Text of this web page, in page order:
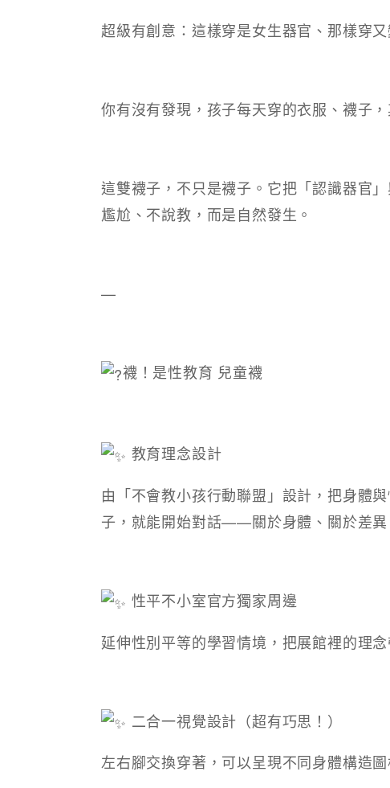
超級有創意：這樣穿是女生器官、那樣穿又
你有沒有發現，孩子每天穿的衣服、襪子
這雙襪子，不只是襪子。它把「認識器官
尷尬、不說教，而是自然發生。
—
襪！是性教育 兒童襪
教育理念設計
由「不會教小孩行動聯盟」設計，把身體
子，就能開始對話——關於身體、關於差異
性平不小室官方獨家周邊
延伸性別平等的學習情境，把展館裡的理念
二合一視覺設計（超有巧思！）
左右腳交換穿著，可以呈現不同身體構造圖